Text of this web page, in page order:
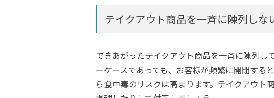
テイクアウト商品を一斉に陳列しな
できあがったテイクアウト商品を一斉に陳列し
ーケースであっても、お客様が頻繁に開閉する
ら食中毒のリスクは高まります。テイクアウト